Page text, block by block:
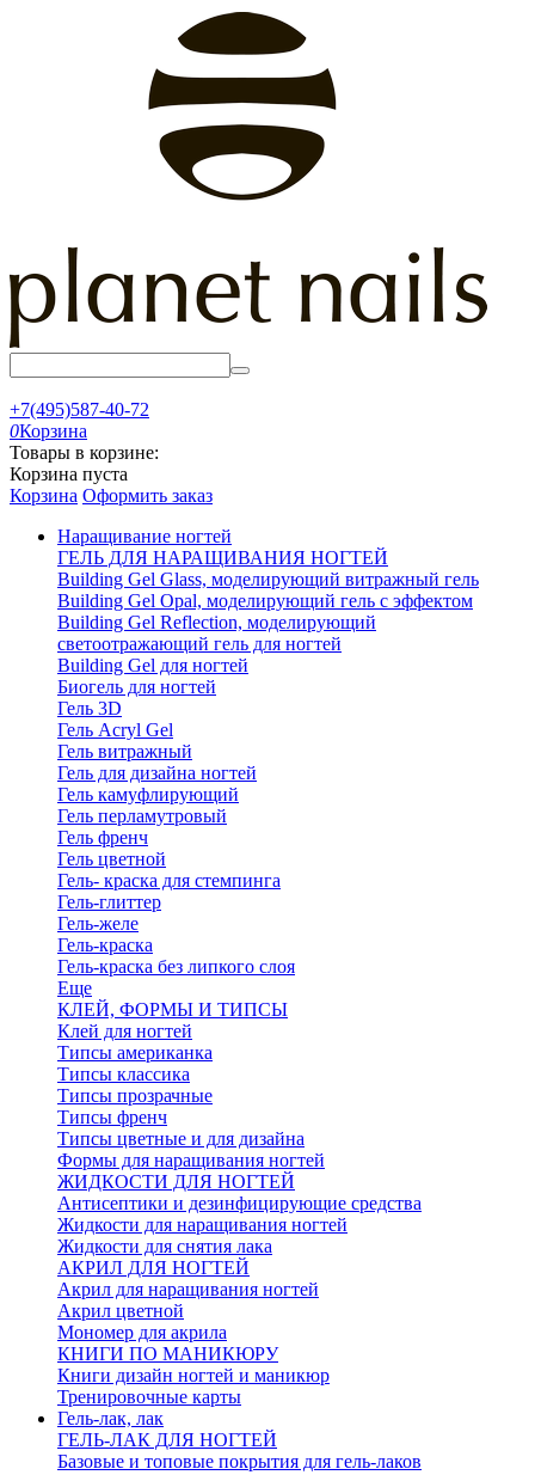
+7(495)587-40-72
0Корзина
Товары в корзине:
Корзина пуста
Корзина Оформить заказ
Наращивание ногтей
ГЕЛЬ ДЛЯ НАРАЩИВАНИЯ НОГТЕЙ
Building Gel Glass, моделирующий витражный гель
Building Gel Opal, моделирующий гель с эффектом
Building Gel Reflection, моделирующий
светоотражающий гель для ногтей
Building Gel для ногтей
Биогель для ногтей
Гель 3D
Гель Acryl Gel
Гель витражный
Гель для дизайна ногтей
Гель камуфлирующий
Гель перламутровый
Гель френч
Гель цветной
Гель- краска для стемпинга
Гель-глиттер
Гель-желе
Гель-краска
Гель-краска без липкого слоя
Еще
КЛЕЙ, ФОРМЫ И ТИПСЫ
Клей для ногтей
Типсы американка
Типсы классика
Типсы прозрачные
Типсы френч
Типсы цветные и для дизайна
Формы для наращивания ногтей
ЖИДКОСТИ ДЛЯ НОГТЕЙ
Антисептики и дезинфицирующие средства
Жидкости для наращивания ногтей
Жидкости для снятия лака
АКРИЛ ДЛЯ НОГТЕЙ
Акрил для наращивания ногтей
Акрил цветной
Мономер для акрила
КНИГИ ПО МАНИКЮРУ
Книги дизайн ногтей и маникюр
Тренировочные карты
Гель-лак, лак
ГЕЛЬ-ЛАК ДЛЯ НОГТЕЙ
Базовые и топовые покрытия для гель-лаков